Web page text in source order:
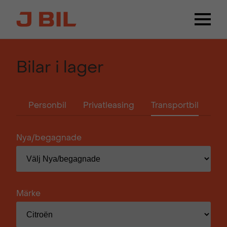
Bilar i lager
Personbil Privatleasing Transportbil
Nya/begagnade
Märke